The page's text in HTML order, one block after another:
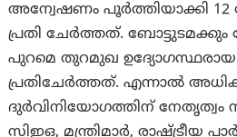
അന്വേഷണം പൂർത്തിയാക്കി
പ്രതി ചേർത്തത്. ബോട്ടുടമക്കും
പുറമെ തുറമുഖ
പ്രതിചേർത്തത്. എന്നാൽ
ദുർവിനിയോഗത്തിന് നേതൃത്വം
സിഇഒ, മന്ത്രിമാർ, രാഷ്ട്രീയ